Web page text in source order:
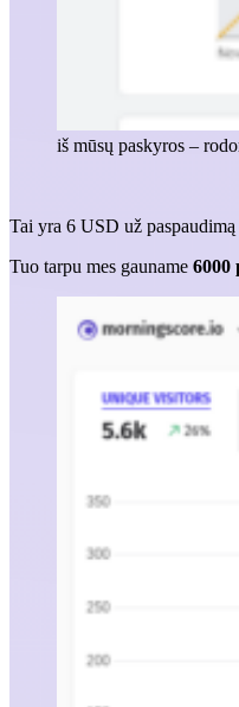
iš mūsų paskyros –
Tai yra 6 USD už paspaudimą
Tuo tarpu mes gauname 6000